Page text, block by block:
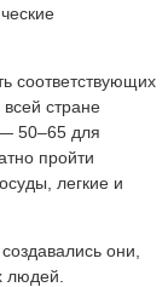
соответствующих
стране
50–65 для
пройти
легкие и
они,
людей.